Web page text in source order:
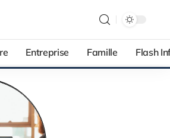
Entreprise Famille Flash